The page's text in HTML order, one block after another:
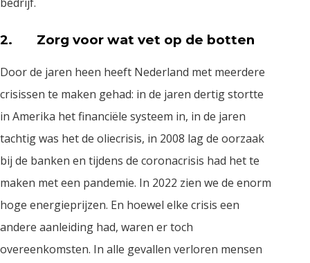
bedrijf.
2. Zorg voor wat vet op de botten
Door de jaren heen heeft Nederland met meerdere
crisissen te maken gehad: in de jaren dertig stortte
in Amerika het financiële systeem in, in de jaren
tachtig was het de oliecrisis, in 2008 lag de oorzaak
bij de banken en tijdens de coronacrisis had het te
maken met een pandemie. In 2022 zien we de enorm
hoge energieprijzen. En hoewel elke crisis een
andere aanleiding had, waren er toch
overeenkomsten. In alle gevallen verloren mensen